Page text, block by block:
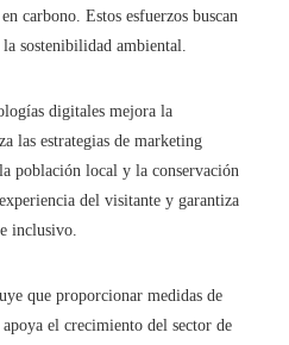
carbono. Estos esfuerzos buscan
sostenibilidad ambiental.
digitales mejora la
las estrategias de marketing
población local y la conservación
del visitante y garantiza
inclusivo.
que proporcionar medidas de
el crecimiento del sector de